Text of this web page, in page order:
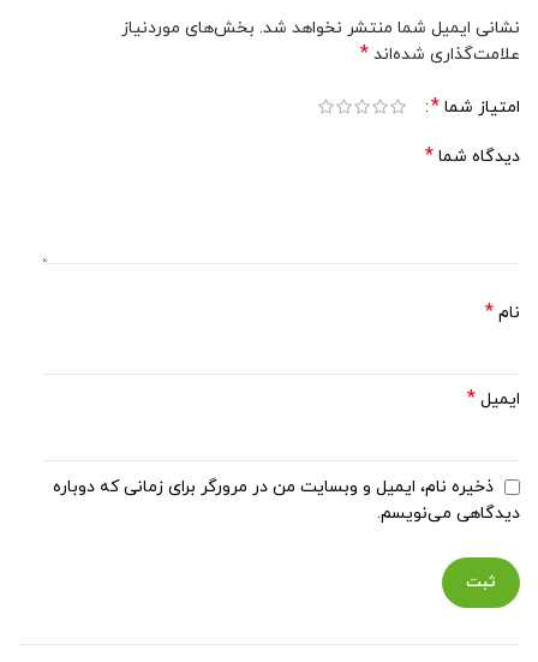
نشانی ایمیل شما منتشر نخواهد شد. بخش‌های موردنیاز
علامت‌گذاری شده‌اند *
امتیاز شما *
دیدگاه شما *
نام *
ایمیل *
ذخیره نام، ایمیل و وبسایت من در مرورگر برای زمانی که دوباره
دیدگاهی می‌نویسم.